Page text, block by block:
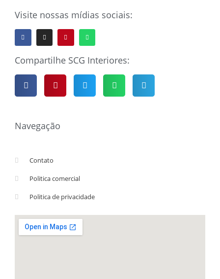
Visite nossas mídias sociais:
Compartilhe SCG Interiores:
Navegação
Contato
Politica comercial
Politica de privacidade